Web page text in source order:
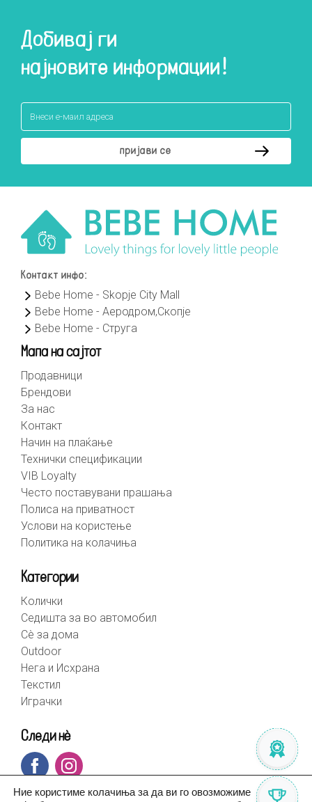
Добивај ги
најновите информации!
Контакт инфо:
Bebe Home - Skopje City Mall
Bebe Home - Аеродром,Скопје
Bebe Home - Струга
Мапа на сајтот
Продавници
Брендови
За нас
Контакт
Начин на плаќање
Технички спецификации
VIB Loyalty
Често поставувани прашања
Полиса на приватност
Услови на користење
Политика на колачиња
Категории
Колички
Седишта за во автомобил
Сè за дома
Outdoor
Нега и Исхрана
Текстил
Играчки
Следи нè
Ние користиме колачиња за да ви го овозможиме